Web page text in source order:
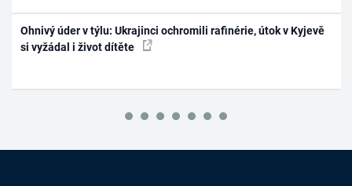
Ohnivý úder v týlu: Ukrajinci ochromili rafinérie, útok v Kyjevě
si vyžádal i život dítěte